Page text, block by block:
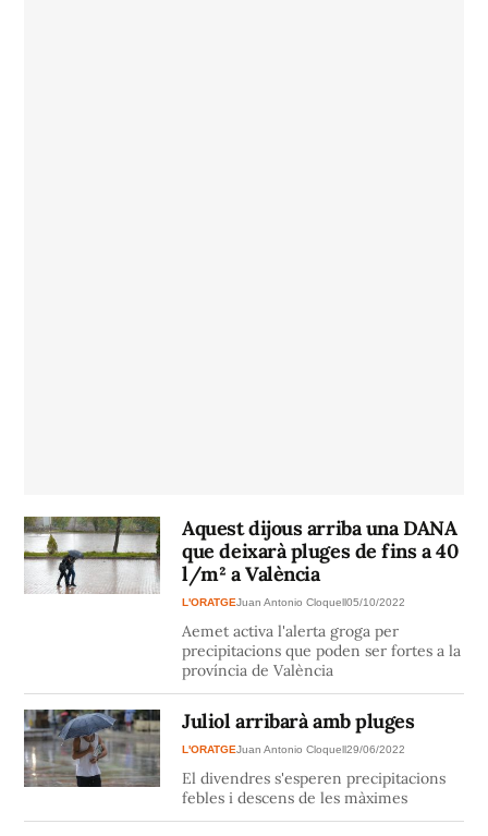
Aquest dijous arriba una DANA
que deixarà pluges de fins a 40
l/m² a València
L'ORATGEJuan Antonio Cloquell05/10/2022
Aemet activa l'alerta groga per
precipitacions que poden ser fortes a la
província de València
Juliol arribarà amb pluges
L'ORATGEJuan Antonio Cloquell29/06/2022
El divendres s'esperen precipitacions
febles i descens de les màximes